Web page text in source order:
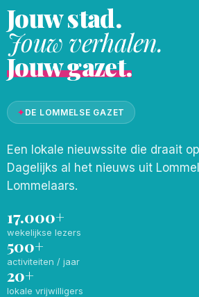
Jouw stad.
Jouw verhalen.
Jouw gazet.
✦DE LOMMELSE GAZET
Een lokale nieuwssite die draait
Dagelijks al het nieuws uit
Lommelaars.
17.000+
wekelijkse lezers
500+
activiteiten / jaar
20+
lokale vrijwilligers